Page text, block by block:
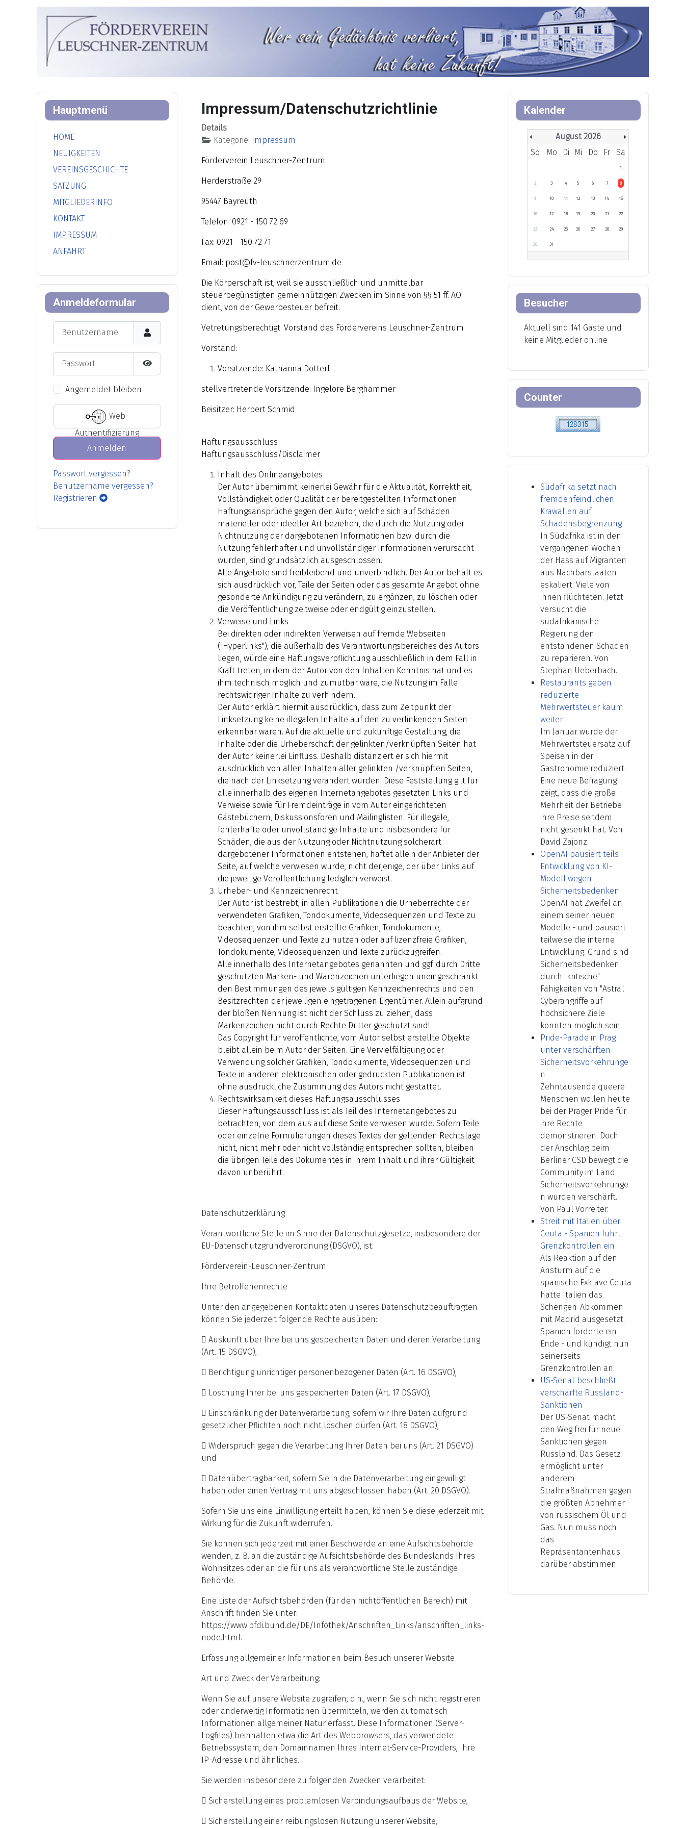
Hauptmenü
HOME
NEUIGKEITEN
VEREINSGESCHICHTE
SATZUNG
MITGLIEDERINFO
KONTAKT
IMPRESSUM
ANFAHRT
Anmeldeformular
Passwort
Passwort anzeigen
Angemeldet bleiben
Authentifizierung
Anmelden
Passwort vergessen?
Benutzername vergessen?
Registrieren
Impressum/Datenschutzrichtlinie
Details
Kategorie: Impressum
Förderverein Leuschner-Zentrum
Herderstraße 29
95447 Bayreuth
Telefon: 0921 - 150 72 69
Fax: 0921 - 150 72 71
Email: post@fv-leuschnerzentrum.de
Die Körperschaft ist, weil sie ausschließlich und unmittelbar
steuerbegünstigten gemeinnützigen Zwecken im Sinne von §§ 51 ff. AO
dient, von der Gewerbesteuer befreit.
Vetretungsberechtigt: Vorstand des Fördervereins Leuschner-Zentrum
Vorstand:
Vorsitzende: Katharina Dötterl
stellvertretende Vorsitzende: Ingelore Berghammer
Beisitzer: Herbert Schmid
Haftungsausschluss
Haftungsausschluss/Disclaimer
Inhalt des Onlineangebotes
Der Autor übernimmt keinerlei Gewähr für die Aktualität, Korrektheit,
Vollständigkeit oder Qualität der bereitgestellten Informationen.
Haftungsansprüche gegen den Autor, welche sich auf Schäden
materieller oder ideeller Art beziehen, die durch die Nutzung oder
Nichtnutzung der dargebotenen Informationen bzw. durch die
Nutzung fehlerhafter und unvollständiger Informationen verursacht
wurden, sind grundsätzlich ausgeschlossen.
Alle Angebote sind freibleibend und unverbindlich. Der Autor behält es
sich ausdrücklich vor, Teile der Seiten oder das gesamte Angebot ohne
gesonderte Ankündigung zu verändern, zu ergänzen, zu löschen oder
die Veröffentlichung zeitweise oder endgültig einzustellen.
Verweise und Links
Bei direkten oder indirekten Verweisen auf fremde Webseiten
("Hyperlinks"), die außerhalb des Verantwortungsbereiches des Autors
liegen, würde eine Haftungsverpflichtung ausschließlich in dem Fall in
Kraft treten, in dem der Autor von den Inhalten Kenntnis hat und es
ihm technisch möglich und zumutbar wäre, die Nutzung im Falle
rechtswidriger Inhalte zu verhindern.
Der Autor erklärt hiermit ausdrücklich, dass zum Zeitpunkt der
Linksetzung keine illegalen Inhalte auf den zu verlinkenden Seiten
erkennbar waren. Auf die aktuelle und zukünftige Gestaltung, die
Inhalte oder die Urheberschaft der gelinkten/verknüpften Seiten hat
der Autor keinerlei Einfluss. Deshalb distanziert er sich hiermit
ausdrücklich von allen Inhalten aller gelinkten /verknüpften Seiten,
die nach der Linksetzung verändert wurden. Diese Feststellung gilt für
alle innerhalb des eigenen Internetangebotes gesetzten Links und
Verweise sowie für Fremdeinträge in vom Autor eingerichteten
Gästebüchern, Diskussionsforen und Mailinglisten. Für illegale,
fehlerhafte oder unvollständige Inhalte und insbesondere für
Schäden, die aus der Nutzung oder Nichtnutzung solcherart
dargebotener Informationen entstehen, haftet allein der Anbieter der
Seite, auf welche verwiesen wurde, nicht derjenige, der über Links auf
die jeweilige Veröffentlichung lediglich verweist.
Urheber- und Kennzeichenrecht
Der Autor ist bestrebt, in allen Publikationen die Urheberrechte der
verwendeten Grafiken, Tondokumente, Videosequenzen und Texte zu
beachten, von ihm selbst erstellte Grafiken, Tondokumente,
Videosequenzen und Texte zu nutzen oder auf lizenzfreie Grafiken,
Tondokumente, Videosequenzen und Texte zurückzugreifen.
Alle innerhalb des Internetangebotes genannten und ggf. durch Dritte
geschützten Marken- und Warenzeichen unterliegen uneingeschränkt
den Bestimmungen des jeweils gültigen Kennzeichenrechts und den
Besitzrechten der jeweiligen eingetragenen Eigentümer. Allein aufgrund
der bloßen Nennung ist nicht der Schluss zu ziehen, dass
Markenzeichen nicht durch Rechte Dritter geschützt sind!
Das Copyright für veröffentlichte, vom Autor selbst erstellte Objekte
bleibt allein beim Autor der Seiten. Eine Vervielfältigung oder
Verwendung solcher Grafiken, Tondokumente, Videosequenzen und
Texte in anderen elektronischen oder gedruckten Publikationen ist
ohne ausdrückliche Zustimmung des Autors nicht gestattet.
Rechtswirksamkeit dieses Haftungsausschlusses
Dieser Haftungsausschluss ist als Teil des Internetangebotes zu
betrachten, von dem aus auf diese Seite verwiesen wurde. Sofern Teile
oder einzelne Formulierungen dieses Textes der geltenden Rechtslage
nicht, nicht mehr oder nicht vollständig entsprechen sollten, bleiben
die übrigen Teile des Dokumentes in ihrem Inhalt und ihrer Gültigkeit
davon unberührt.
Datenschutzerklärung
Verantwortliche Stelle im Sinne der Datenschutzgesetze, insbesondere der
EU-Datenschutzgrundverordnung (DSGVO), ist:
Förderverein-Leuschner-Zentrum
Ihre Betroffenenrechte
Unter den angegebenen Kontaktdaten unseres Datenschutzbeauftragten
können Sie jederzeit folgende Rechte ausüben:
 Auskunft über Ihre bei uns gespeicherten Daten und deren Verarbeitung
(Art. 15 DSGVO),
 Berichtigung unrichtiger personenbezogener Daten (Art. 16 DSGVO),
 Löschung Ihrer bei uns gespeicherten Daten (Art. 17 DSGVO),
 Einschränkung der Datenverarbeitung, sofern wir Ihre Daten aufgrund
gesetzlicher Pflichten noch nicht löschen dürfen (Art. 18 DSGVO),
 Widerspruch gegen die Verarbeitung Ihrer Daten bei uns (Art. 21 DSGVO)
und
 Datenübertragbarkeit, sofern Sie in die Datenverarbeitung eingewilligt
haben oder einen Vertrag mit uns abgeschlossen haben (Art. 20 DSGVO).
Sofern Sie uns eine Einwilligung erteilt haben, können Sie diese jederzeit mit
Wirkung für die Zukunft widerrufen.
Sie können sich jederzeit mit einer Beschwerde an eine Aufsichtsbehörde
wenden, z. B. an die zuständige Aufsichtsbehörde des Bundeslands Ihres
Wohnsitzes oder an die für uns als verantwortliche Stelle zuständige
Behörde.
Eine Liste der Aufsichtsbehörden (für den nichtöffentlichen Bereich) mit
Anschrift finden Sie unter:
https://www.bfdi.bund.de/DE/Infothek/Anschriften_Links/anschriften_links-
node.html.
Erfassung allgemeiner Informationen beim Besuch unserer Website
Art und Zweck der Verarbeitung:
Wenn Sie auf unsere Website zugreifen, d.h., wenn Sie sich nicht registrieren
oder anderweitig Informationen übermitteln, werden automatisch
Informationen allgemeiner Natur erfasst. Diese Informationen (Server-
Logfiles) beinhalten etwa die Art des Webbrowsers, das verwendete
Betriebssystem, den Domainnamen Ihres Internet-Service-Providers, Ihre
IP-Adresse und ähnliches.
Sie werden insbesondere zu folgenden Zwecken verarbeitet:
 Sicherstellung eines problemlosen Verbindungsaufbaus der Website,
 Sicherstellung einer reibungslosen Nutzung unserer Website,
Kalender
August 2026
So
Mo Di Mi Do Fr Sa
1
2 3 4 5 6 7 8
9 10 11 12 13 14 15
16 17 18 19 20 21 22
23 24 25 26 27 28 29
30 31
Besucher
Aktuell sind 141 Gäste und
keine Mitglieder online
Counter
Südafrika setzt nach
fremdenfeindlichen
Krawallen auf
Schadensbegrenzung
In Südafrika ist in den
vergangenen Wochen
der Hass auf Migranten
aus Nachbarstaaten
eskaliert. Viele von
ihnen flüchteten. Jetzt
versucht die
südafrikanische
Regierung den
entstandenen Schaden
zu reparieren. Von
Stephan Ueberbach.
Restaurants geben
reduzierte
Mehrwertsteuer kaum
weiter
Im Januar wurde der
Mehrwertsteuersatz auf
Speisen in der
Gastronomie reduziert.
Eine neue Befragung
zeigt, dass die große
Mehrheit der Betriebe
ihre Preise seitdem
nicht gesenkt hat. Von
David Zajonz.
OpenAI pausiert teils
Entwicklung von KI-
Modell wegen
Sicherheitsbedenken
OpenAI hat Zweifel an
einem seiner neuen
Modelle - und pausiert
teilweise die interne
Entwicklung. Grund sind
Sicherheitsbedenken
durch "kritische"
Fähigkeiten von "Astra".
Cyberangriffe auf
hochsichere Ziele
könnten möglich sein.
Pride-Parade in Prag
unter verschärften
Sicherheitsvorkehrunge
n
Zehntausende queere
Menschen wollen heute
bei der Prager Pride für
ihre Rechte
demonstrieren. Doch
der Anschlag beim
Berliner CSD bewegt die
Community im Land.
Sicherheitsvorkehrunge
n wurden verschärft.
Von Paul Vorreiter.
Streit mit Italien über
Ceuta - Spanien führt
Grenzkontrollen ein
Als Reaktion auf den
Ansturm auf die
spanische Exklave Ceuta
hatte Italien das
Schengen-Abkommen
mit Madrid ausgesetzt.
Spanien forderte ein
Ende - und kündigt nun
seinerseits
Grenzkontrollen an.
US-Senat beschließt
verschärfte Russland-
Sanktionen
Der US-Senat macht
den Weg frei für neue
Sanktionen gegen
Russland. Das Gesetz
ermöglicht unter
anderem
Strafmaßnahmen gegen
die größten Abnehmer
von russischem Öl und
Gas. Nun muss noch
das
Repräsentantenhaus
darüber abstimmen.